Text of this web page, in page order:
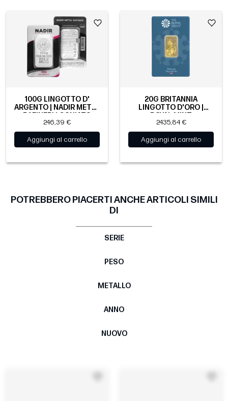
100G LINGOTTO D'
ARGENTO | NADIR METAL
RAFINERI | CONIATO
246,39 €
Aggiungi al carrello
20G BRITANNIA
LINGOTTO D'ORO |
ROYAL MINT
2435,84 €
Aggiungi al carrello
POTREBBERO PIACERTI ANCHE ARTICOLI SIMILI
DI
SERIE
PESO
METALLO
ANNO
NUOVO